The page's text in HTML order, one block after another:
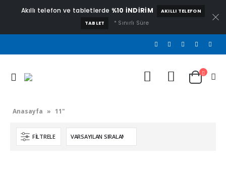
Akıllı telefon ve tabletlerde %10 İNDİRİM
AKILLI TELEFON
TABLET
* Sınırlı Süre
Anasayfa » 11"
FILTRELE